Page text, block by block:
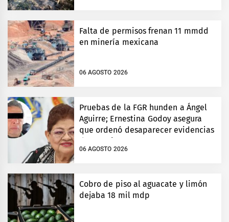
Falta de permisos frenan 11 mmdd
en minería mexicana
06 AGOSTO 2026
Pruebas de la FGR hunden a Ángel
Aguirre; Ernestina Godoy asegura
que ordenó desaparecer evidencias
de Ayotzinapa
06 AGOSTO 2026
Cobro de piso al aguacate y limón
dejaba 18 mil mdp